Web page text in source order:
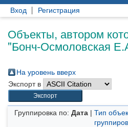
Вход Регистрация
Объекты, автором
"Бонч-Осмоловская
На уровень вверх
Экспорт в
Группировка по: Дата| Тип